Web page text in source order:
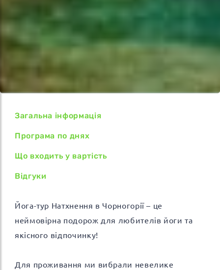
Загальна інформація
Програма по днях
Що входить у вартість
Відгуки
Йога-тур Натхнення в Чорногорії – це
неймовірна подорож для любителів йоги та
якісного відпочинку!
Для проживання ми вибрали невелике